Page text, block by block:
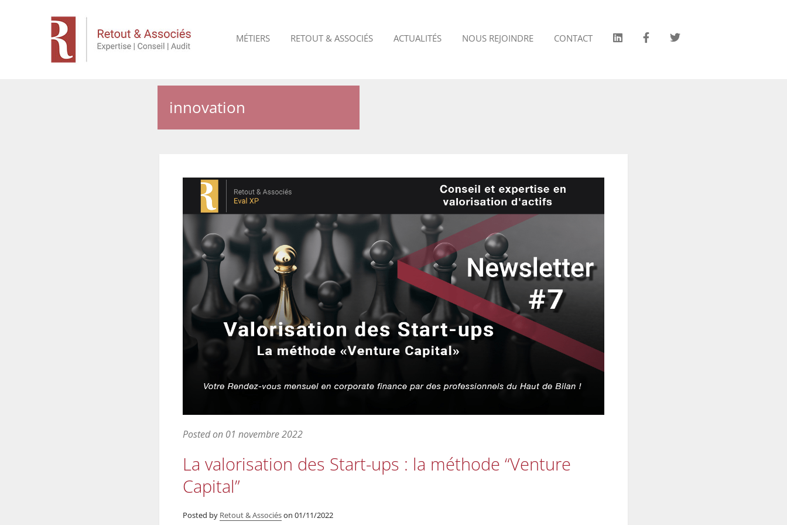
MÉTIERS RETOUT & ASSOCIÉS ACTUALITÉS NOUS REJOINDRE CONTACT
innovation
Posted on 01 novembre 2022
La valorisation des Start-ups : la méthode “Venture
Capital”
Posted by Retout & Associéson 01/11/2022